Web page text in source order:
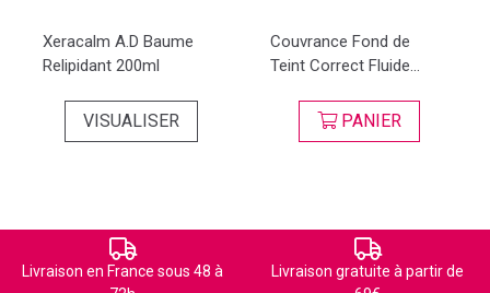
Xeracalm A.D Baume
Relipidant 200ml
VISUALISER
Couvrance Fond de
Teint Correct Fluide...
PANIER
Livraison en France sous 48 à
Livraison gratuite à partir de